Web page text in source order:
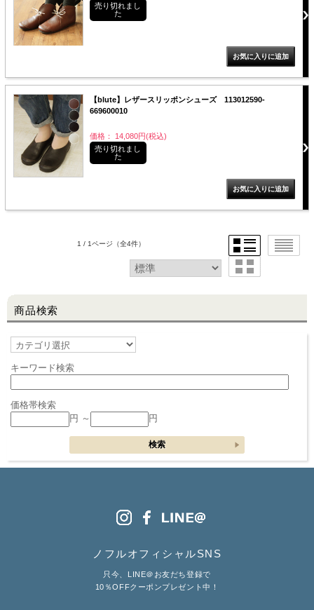
配送遅延情報
ご利用について
FOLLOW US ON
LINE@お友だち登録で
10%OFFクーポンプレゼント中!
売り切れまし
た
【blute】レザースリッポンシューズ 113012590-
669600010
価格： 14,080円(税込)
売り切れまし
た
1 / 1ページ （全4件）
商品検索
キーワード検索
価格帯検索
円 ～
円
ノフルオフィシャルSNS
只今、LINE＠お友だち登録で
10％OFFクーポンプレゼント中！